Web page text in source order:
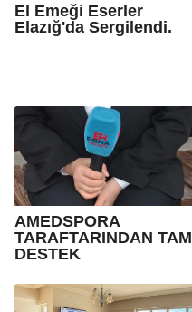
El Emeği Eserler
Elazığ'da Sergilendi.
AMEDSPORA
TARAFTARINDAN TAM
DESTEK